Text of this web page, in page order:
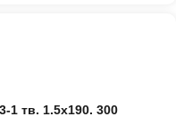
1 тв. 1.5х190. 300